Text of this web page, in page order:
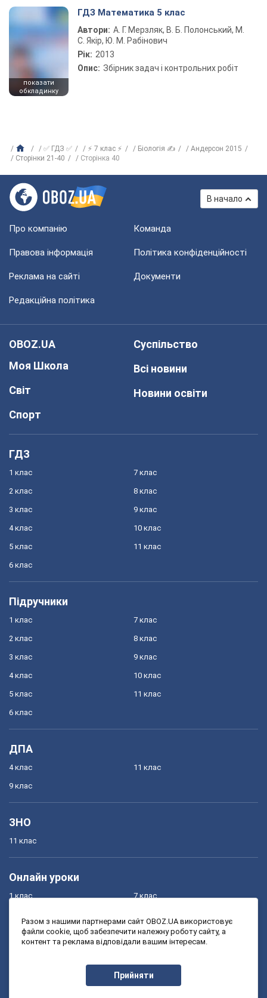
показати
обкладинку
ГДЗ Математика 5 клас
Автори: А. Г. Мерзляк, В. Б. Полонський, М.
С. Якір, Ю. М. Рабінович
Рік: 2013
Опис: Збірник задач і контрольних робіт
✅ ГДЗ ✅ ⚡ 7 клас ⚡ Біологія ✍
Андерсон 2015
Сторінки 21-40
Сторінка 40
В начало
Про компанію Команда
Правова інформація Політика конфіденційності
Реклама на сайті Документи
Редакційна політика
OBOZ.UA
Моя Школа
Світ
Спорт
Суспільство
Всі новини
Новини освіти
ГДЗ
1 клас
2 клас
3 клас
4 клас
5 клас
6 клас
7 клас
8 клас
9 клас
10 клас
11 клас
Підручники
1 клас
2 клас
3 клас
4 клас
5 клас
6 клас
7 клас
8 клас
9 клас
10 клас
11 клас
ДПА
4 клас
9 клас
11 клас
ЗНО
11 клас
Онлайн уроки
1 клас
3 клас
7 клас
9 клас
Разом з нашими партнерами сайт OBOZ.UA використовує
файли cookie, щоб забезпечити належну роботу сайту, а
контент та реклама відповідали вашим інтересам.
Прийняти